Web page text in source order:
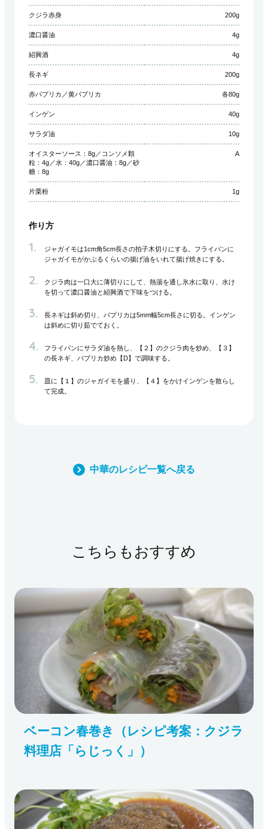
クジラ赤身 200g
濃口醤油 4g
紹興酒 4g
長ネギ 200g
赤パプリカ／黄パプリカ 各80g
インゲン 40g
サラダ油 10g
オイスターソース：8g／コンソメ顆
粒：4g／水：40g／濃口醤油：8g／砂
糖：8g
A
片栗粉 1g
作り方
ジャガイモは1cm角5cm長さの拍子木切りにする。フライパンに
ジャガイモがかぶるくらいの揚げ油をいれて揚げ焼きにする。
クジラ肉は一口大に薄切りにして、熱湯を通し氷水に取り、水け
を切って濃口醤油と紹興酒で下味をつける。
長ネギは斜め切り、パプリカは5mm幅5cm長さに切る。インゲン
は斜めに切り茹でておく。
フライパンにサラダ油を熱し、【２】のクジラ肉を炒め、【３】
の長ネギ、パプリカ炒め【D】で調味する。
皿に【１】のジャガイモを盛り、【４】をかけインゲンを散らし
て完成。
中華のレシピ一覧へ戻る
こちらもおすすめ
ベーコン春巻き（レシピ考案：クジラ
料理店「らじっく」）